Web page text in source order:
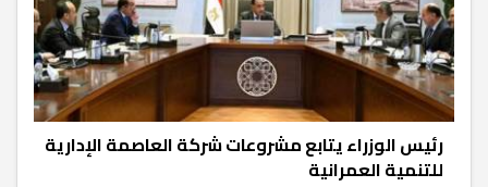
رئيس الوزراء يتابع مشروعات شركة العاصمة الإدارية
للتنمية العمرانية